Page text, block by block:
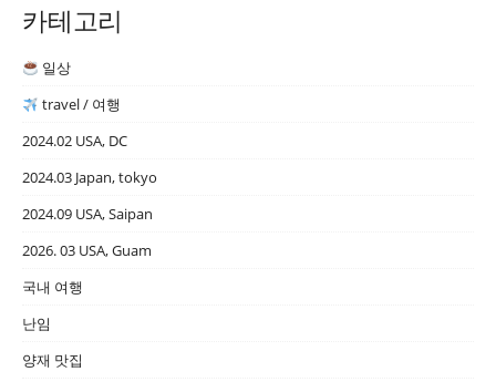
카테고리
일상
travel / 여행
2024.02 USA, DC
2024.03 Japan, tokyo
2024.09 USA, Saipan
2026. 03 USA, Guam
국내 여행
난임
양재 맛집